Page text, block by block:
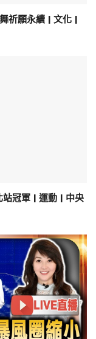
祈願永續 | 文化 |
冠軍 | 運動 | 中央